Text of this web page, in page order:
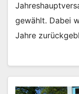
gewählt. Dabei
Jahre